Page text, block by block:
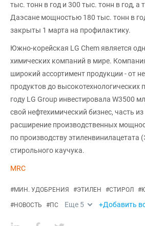
тыс. тонн в год и 300 тыс. тонн в год, а
Даэсане мощностью 180 тыс. тонн в
закрыты 1 марта на профилактику.
Южно-корейская LG Chem является
химических компаний в мире.
широкий ассортимент продукции - от
продуктов до высокотехнологических
году LG Group инвестировала W3500
свой нефтехимический бизнес, часть
расширение производственных
по производству этиленвинилацетата
стирольного каучука.
MRC
#МИН. УДОБРЕНИЯ #ЭТИЛЕН #СТИРОЛ #
#НОВОСТЬ #ПС Еще 5 +Добавить